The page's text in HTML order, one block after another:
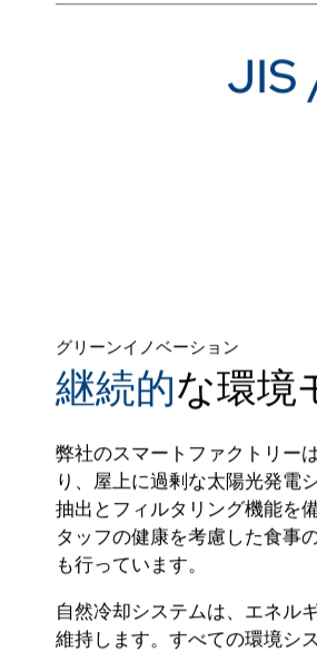
JIS
グリーンイノベーション
継続的な環境
弊社のスマートファクトリー
り、屋上に過剰な太陽光発電
抽出とフィルタリング機能を
タッフの健康を考慮した食事
も行っています。
自然冷却システムは、エネル
維持します。すべての環境シ